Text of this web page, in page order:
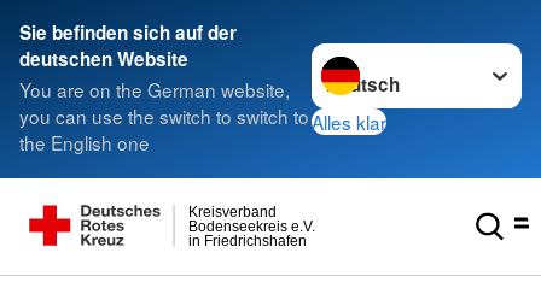
Sie befinden sich auf der
deutschen Website
You are on the German website,
you can use the switch to switch to
the English one
Sprache wechseln zu
Alles klar
in Friedrichshafen
Bodenseekreis e.V.
Kreisverband